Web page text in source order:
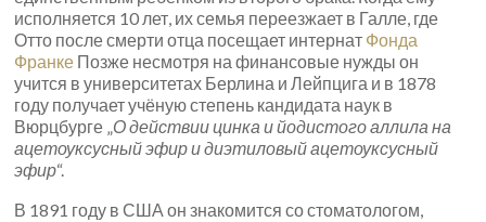
исполняется 10 лет, их семья переезжает в Галле, где
Отто после смерти отца посещает интернат Фонда
Франке Позже несмотря на финансовые нужды он
учится в университетах Берлина и Лейпцига и в 1878
году получает учёную степень кандидата наук в
Вюрцбурге „ О действии цинка и йодистого аллила на
ацетоуксусный эфир и диэтиловый ацетоуксусный
эфир“.
В 1891 году в США он знакомится со стоматологом,